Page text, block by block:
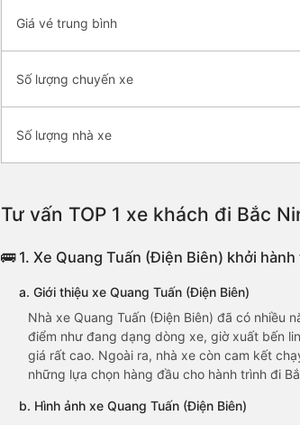
Giá vé trung bình
Số lượng chuyến xe
Số lượng nhà xe
Tư vấn TOP 1 xe khách đi Bắc
🚌 1. Xe Quang Tuấn (Điện Biên) khởi
a. Giới thiệu xe Quang Tuấn (Điện Biên)
Nhà xe Quang Tuấn (Điện Biên) đã có nhiều
điểm như đang dạng dòng xe, giờ xuất bến
giá rất cao. Ngoài ra, nhà xe còn cam kết
những lựa chọn hàng đầu cho hành trình đi
b. Hình ảnh xe Quang Tuấn (Điện Biên)